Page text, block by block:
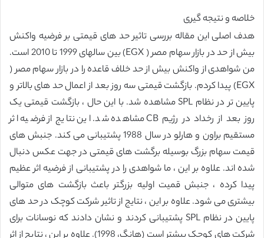
خلاصه و نتیجه گیری
هدف اصلی این مقاله بررسی تاثیر حد های قیمتی بر فرضیه واکنش
بیش از حد در بازار سهام مصر ( EGX) بین سالهای 1999 تا 2010 است.
من شواهدی از واکنش بیش از حد خلاف قاعده را در بازار سهام مصر (
EGX) پیدا کردم. بازگشت قیمتی سه روز بعد از اعمال حد های بالاتر و
پایین تر در نظام SPL مشاهده شد. با این حال ، بازگشت قیمتی یک
روز بعد از رخداد در رژیم CB مشاهده شد. این نتایج از فرضیه اثر
مستقیم براون و هارلو در سال 1988 پشتیبانی می کند. جنبش های
قیمت سهام بزرگ بوسیله برگشت های قیمتی در جهت عکس دنبال
شده اند. علاوه بر این ، ما شواهدی را در پشتیبانی از فرضیه اثر عظیم
پیدا کرده ، جنبش قمیت اولیه بزرگتر باعث بازگشت های متوالی
بیشتری می شود. علاوه بر این ، نتایج از تاثیر شرکت کوچک در حد های
پایین در نظام SPL پشتیبانی کردند و نشان دادند که نوسانات برای
شرکت های کوچک بیشتر است (هانگ، 1998). علاوه بر این ، نتایج از اثر